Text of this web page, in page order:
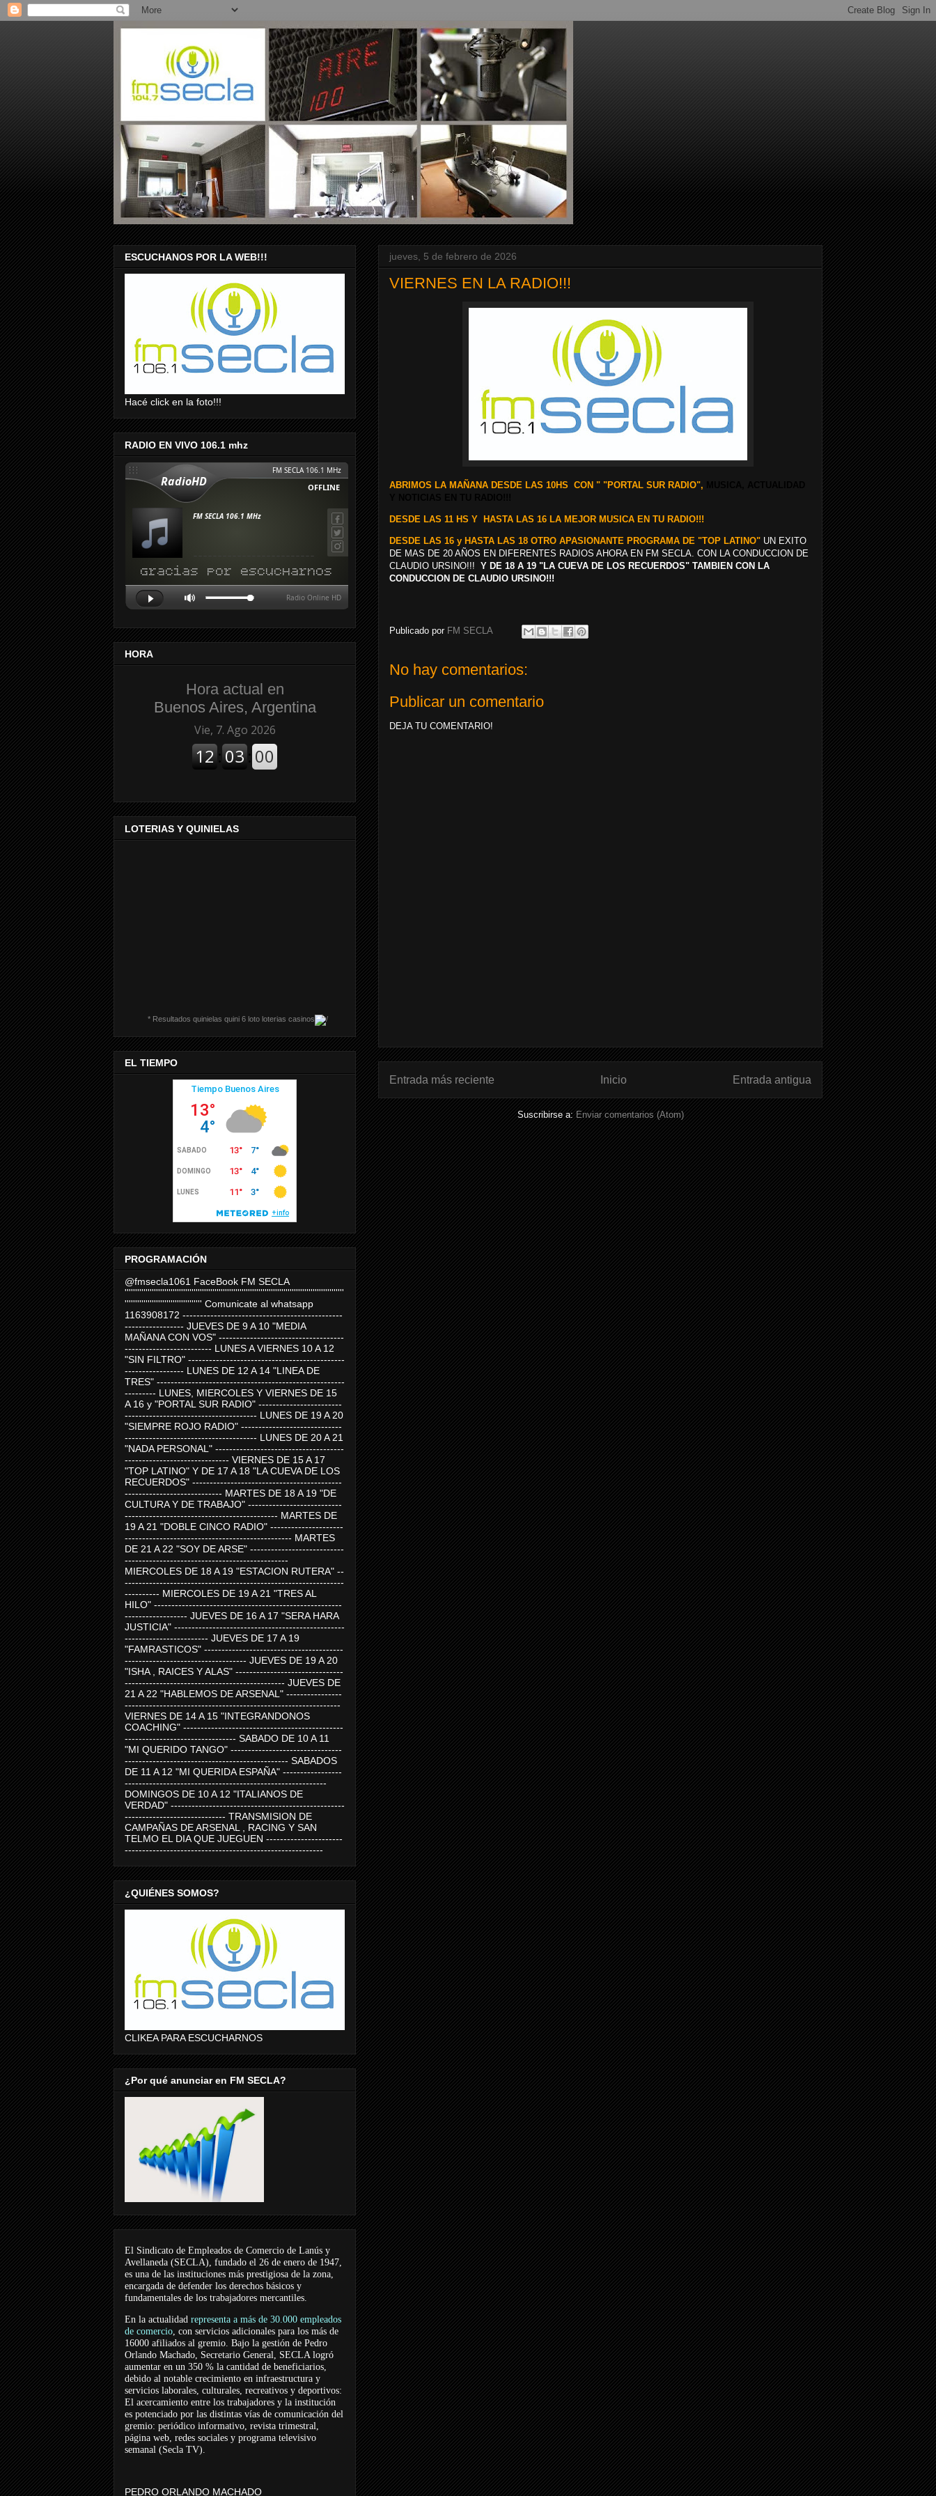
jueves, 5 de febrero de 2026
VIERNES EN LA RADIO!!!
ABRIMOS LA MAÑANA DESDE LAS 10HS CON " "PORTAL SUR RADIO",
DESDE LAS 11 HS Y HASTA LAS 16 LA MEJOR MUSICA EN TU RADIO!!!
DESDE LAS 16 y HASTA LAS 18 OTRO APASIONANTE PROGRAMA DE "TOP LATINO" UN EXITO
DE MAS DE 20 AÑOS EN DIFERENTES RADIOS AHORA EN FM SECLA. CON LA CONDUCCION DE
CLAUDIO URSINO!!! Y DE 18 A 19 "LA CUEVA DE LOS RECUERDOS" TAMBIEN CON LA
CONDUCCION DE CLAUDIO URSINO!!!
Publicado por FM SECLA
No hay comentarios:
Publicar un comentario
DEJA TU COMENTARIO!
Entrada más reciente Entrada antigua
Inicio
Suscribirse a: Enviar comentarios (Atom)
ESCUCHANOS POR LA WEB!!!
Hacé click en la foto!!!
RADIO EN VIVO 106.1 mhz
HORA
Hora actual en
Buenos Aires, Argentina
LOTERIAS Y QUINIELAS
* Resultados quinielas quini 6 loto loterias casinos
EL TIEMPO
PROGRAMACIÓN
@fmsecla1061 FaceBook FM SECLA
'''''''''''''''''''''''''''''''''''''''''''''''''''''''''''''''''''''''''''''''''''''''''''''''''''''''''
''''''''''''''''''''''''''''''''''''' Comunicate al whatsapp
1163908172 ----------------------------------------------
----------------- JUEVES DE 9 A 10 "MEDIA
MAÑANA CON VOS" ------------------------------------
------------------------- LUNES A VIERNES 10 A 12
"SIN FILTRO" ---------------------------------------------
----------------- LUNES DE 12 A 14 "LINEA DE
TRES" ------------------------------------------------------
--------- LUNES, MIERCOLES Y VIERNES DE 15
A 16 y "PORTAL SUR RADIO" ------------------------
-------------------------------------- LUNES DE 19 A 20
"SIEMPRE ROJO RADIO" -----------------------------
-------------------------------------- LUNES DE 20 A 21
"NADA PERSONAL" -------------------------------------
------------------------------ VIERNES DE 15 A 17
"TOP LATINO" Y DE 17 A 18 "LA CUEVA DE LOS
RECUERDOS" -------------------------------------------
---------------------------- MARTES DE 18 A 19 "DE
CULTURA Y DE TRABAJO" ---------------------------
-------------------------------------------- MARTES DE
19 A 21 "DOBLE CINCO RADIO" ---------------------
------------------------------------------------ MARTES
DE 21 A 22 "SOY DE ARSE" ---------------------------
-----------------------------------------------
MIERCOLES DE 18 A 19 "ESTACION RUTERA" --
---------------------------------------------------------------
---------- MIERCOLES DE 19 A 21 "TRES AL
HILO" ------------------------------------------------------
------------------ JUEVES DE 16 A 17 "SERA HARA
JUSTICIA" -------------------------------------------------
------------------------ JUEVES DE 17 A 19
"FAMRASTICOS" ----------------------------------------
----------------------------------- JUEVES DE 19 A 20
"ISHA , RAICES Y ALAS" -------------------------------
---------------------------------------------- JUEVES DE
21 A 22 "HABLEMOS DE ARSENAL" ----------------
--------------------------------------------------------------
VIERNES DE 14 A 15 "INTEGRANDONOS
COACHING" ----------------------------------------------
-------------------------------- SABADO DE 10 A 11
"MI QUERIDO TANGO" --------------------------------
----------------------------------------------- SABADOS
DE 11 A 12 "MI QUERIDA ESPAÑA" -----------------
----------------------------------------------------------
DOMINGOS DE 10 A 12 "ITALIANOS DE
VERDAD" --------------------------------------------------
----------------------------- TRANSMISION DE
CAMPAÑAS DE ARSENAL , RACING Y SAN
TELMO EL DIA QUE JUEGUEN ----------------------
---------------------------------------------------------
¿QUIÉNES SOMOS?
CLIKEA PARA ESCUCHARNOS
¿Por qué anunciar en FM SECLA?
El Sindicato de Empleados de Comercio de Lanús y
Avellaneda (SECLA), fundado el 26 de enero de 1947,
es una de las instituciones más prestigiosa de la zona,
encargada de defender los derechos básicos y
fundamentales de los trabajadores mercantiles.
En la actualidad representa a más de 30.000 empleados
de comercio, con servicios adicionales para los más de
16000 afiliados al gremio. Bajo la gestión de Pedro
Orlando Machado, Secretario General, SECLA logró
aumentar en un 350 % la cantidad de beneficiarios,
debido al notable crecimiento en infraestructura y
servicios laborales, culturales, recreativos y deportivos:
El acercamiento entre los trabajadores y la institución
es potenciado por las distintas vías de comunicación del
gremio: periódico informativo, revista trimestral,
página web, redes sociales y programa televisivo
semanal (Secla TV).
PEDRO ORLANDO MACHADO